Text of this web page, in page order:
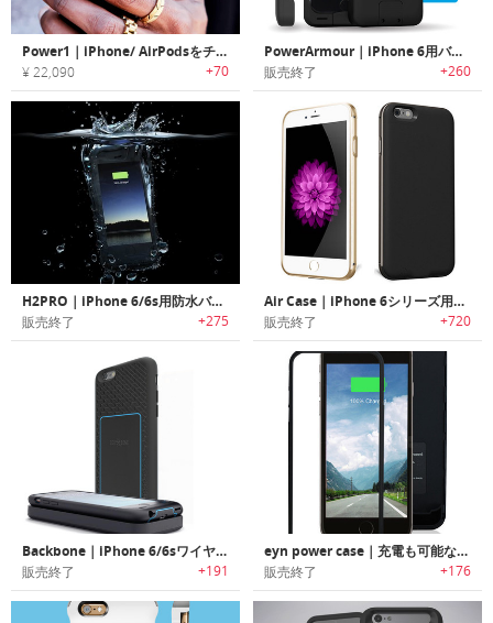
Power1｜iPhone/ AirPodsをチャージ可能なバッテリー搭載ケース「パワーワン」
¥ 22,090 +70
PowerArmour｜iPhone 6用バッテリーケース
販売終了 +260
H2PRO｜iPhone 6/6s用防水バッテリケース
販売終了 +275
Air Case｜iPhone 6シリーズ用スリムバッテリーケース「エアーケース」
販売終了 +720
Backbone｜iPhone 6/6sワイヤレス充電ケース「バックボーン」
販売終了 +191
eyn power case｜充電も可能なパワフルiPhone 6/6s専用ケース「エンパワーケース」
販売終了 +176